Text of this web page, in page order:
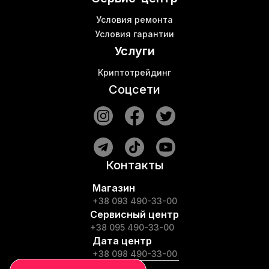
Условия ремонта
Условия гарантии
Услуги
Криптотрейдинг
Соцсети
Контакты
Магазин
+38 093 490-33-00
Сервисный центр
+38 095 490-33-00
Дата центр
+38 098 490-33-00